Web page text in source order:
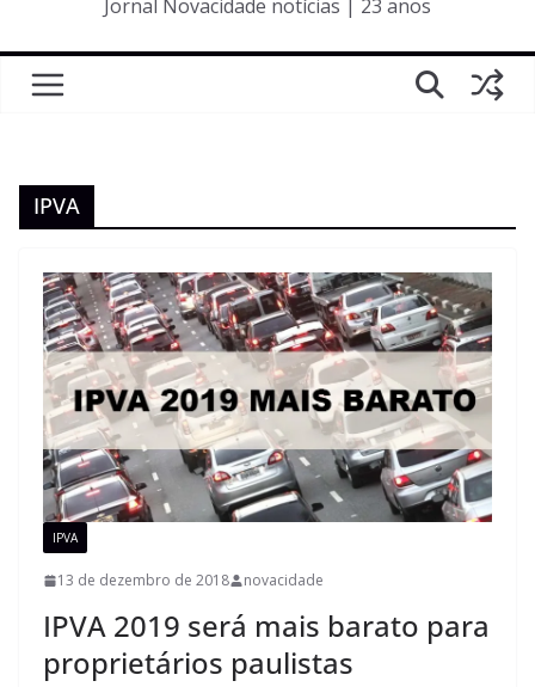
Jornal Novacidade notícias | 23 anos
IPVA
IPVA
13 de dezembro de 2018 novacidade
IPVA 2019 será mais barato para
proprietários paulistas